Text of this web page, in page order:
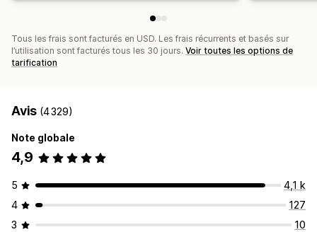
Tous les frais sont facturés en USD. Les frais récurrents et basés sur
l’utilisation sont facturés tous les 30 jours. Voir toutes les options de
tarification
Avis (4 329)
Note globale
4,9
5
4,1 k
4
127
3
10